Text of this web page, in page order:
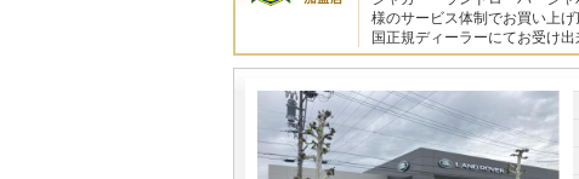
様のサービス体制でお買い上
国正規ディーラーにてお受け出